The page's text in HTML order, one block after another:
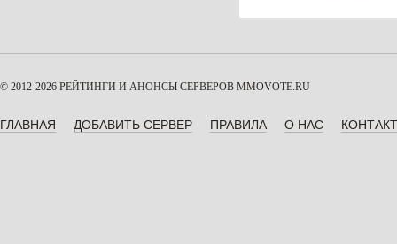
© 2012-2026 РЕЙТИНГИ И АНОНСЫ СЕРВЕРОВ MMOVOTE.RU
ГЛАВНАЯ ДОБАВИТЬ СЕРВЕР ПРАВИЛА О НАС